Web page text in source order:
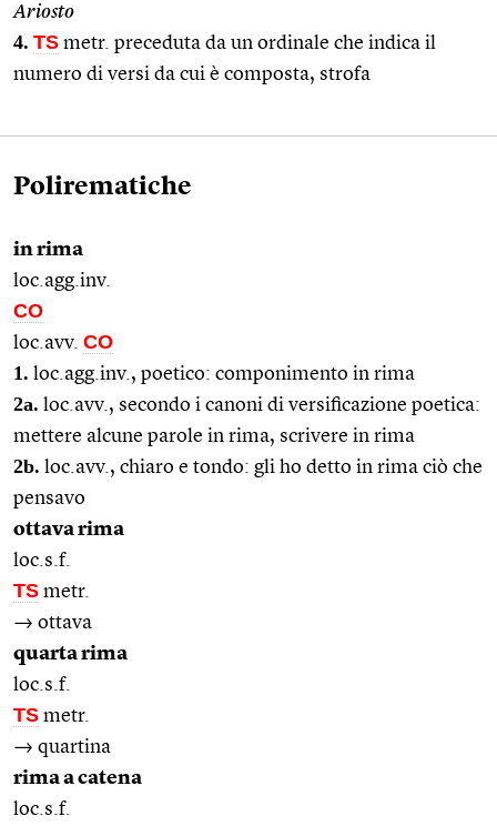
Ariosto
4. TS metr. preceduta da un ordinale che indica il
numero di versi da cui è composta, strofa
Polirematiche
in rima
loc.agg.inv.
CO
loc.avv. CO
1. loc.agg.inv., poetico: componimento in rima
2a. loc.avv., secondo i canoni di versificazione poetica:
mettere alcune parole in rima, scrivere in rima
2b. loc.avv., chiaro e tondo: gli ho detto in rima ciò che
pensavo
ottava rima
loc.s.f.
TS metr.
→ ottava
quarta rima
loc.s.f.
TS metr.
→ quartina
rima a catena
loc.s.f.